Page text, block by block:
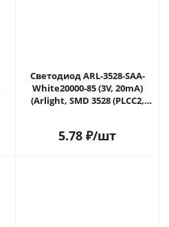
Светодиод ARL-3528-SAA-
White20000-85 (3V, 20mA)
(Arlight, SMD 3528 (PLCC2,
5.78 ₽/шт